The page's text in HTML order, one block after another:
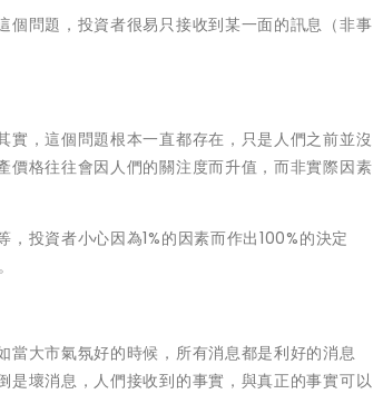
問題，投資者很易只接收到某一面的訊息（非事
，這個問題根本一直都存在，只是人們之前並沒
格往往會因人們的關注度而升值，而非實際因素
投資者小心因為1%的因素而作出100%的決定
大市氣氛好的時候，所有消息都是利好的消息
是壞消息，人們接收到的事實，與真正的事實可以